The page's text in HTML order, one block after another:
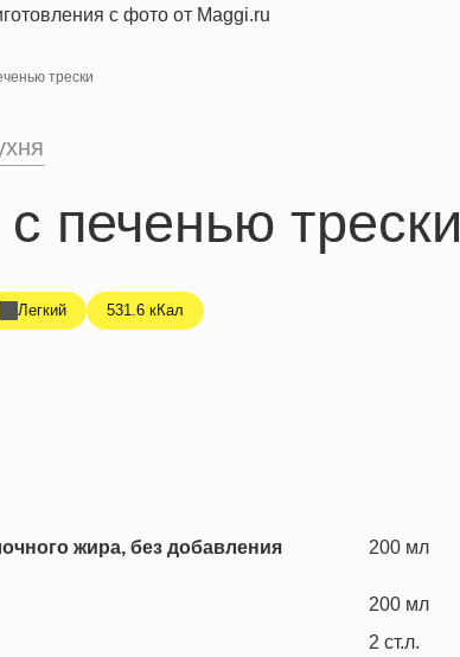
трески
печенью трески
Легкий 531.6 кКал
жира, без добавления
200 мл
200 мл
2 ст.л.